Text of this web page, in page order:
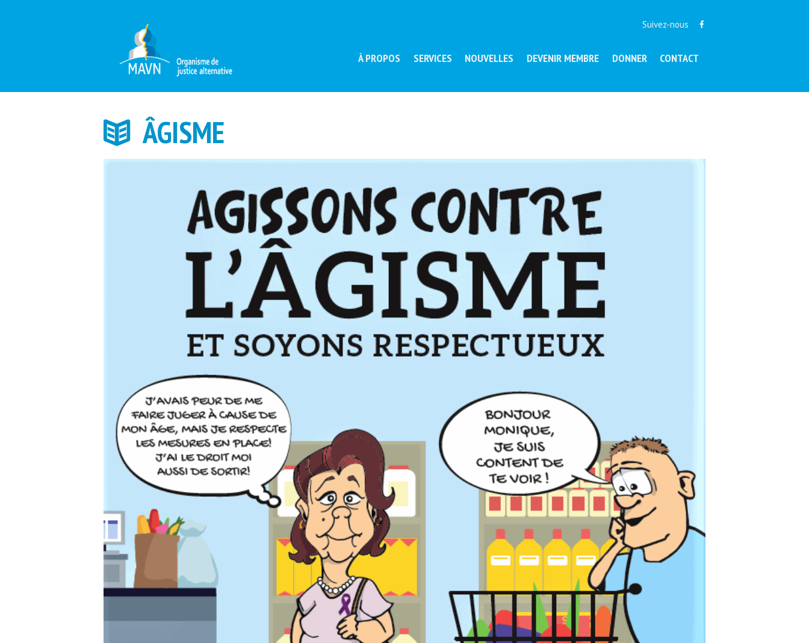
Suivez-nous
À PROPOS SERVICES NOUVELLES DEVENIR MEMBRE DONNER CONTACT
ÂGISME